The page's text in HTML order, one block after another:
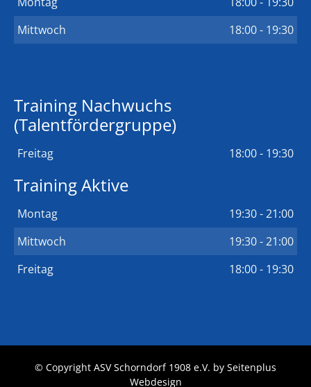
Mittwoch
18:00 - 19:30
Training Nachwuchs
(Talentfördergruppe)
Freitag 18:00 - 19:30
Training Aktive
Montag
19:30 - 21:00
Mittwoch
19:30 - 21:00
Freitag
18:00 - 19:30
© Copyright ASV Schorndorf 1908 e.V. by Seitenplus
Webdesign